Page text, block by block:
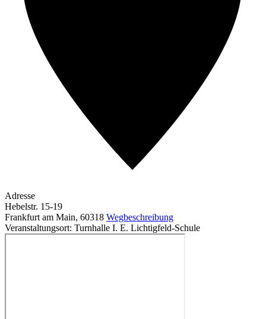
Adresse
Hebelstr. 15-19
Frankfurt am Main, 60318 Wegbeschreibung
Veranstaltungsort: Turnhalle I. E. Lichtigfeld-Schule